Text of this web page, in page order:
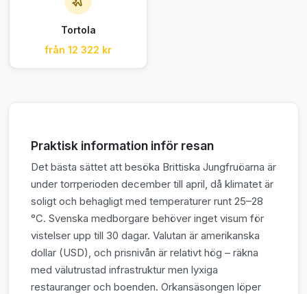
Tortola
från 12 322 kr
Praktisk information inför resan
Det bästa sättet att besöka Brittiska Jungfruöarna är
under torrperioden december till april, då klimatet är
soligt och behagligt med temperaturer runt 25–28
°C. Svenska medborgare behöver inget visum för
vistelser upp till 30 dagar. Valutan är amerikanska
dollar (USD), och prisnivån är relativt hög – räkna
med välutrustad infrastruktur men lyxiga
restauranger och boenden. Orkansäsongen löper